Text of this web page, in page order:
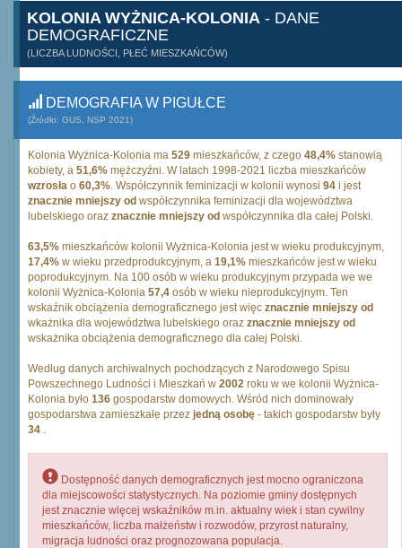
KOLONIA WYŻNICA-KOLONIA - DANE
DEMOGRAFICZNE
(LICZBA LUDNOŚCI, PŁEĆ MIESZKAŃCÓW)
DEMOGRAFIA W PIGUŁCE
(Źródło: GUS, NSP 2021)
Kolonia Wyżnica-Kolonia ma 529 mieszkańców, z czego 48,4% stanowią
kobiety, a 51,6% mężczyźni. W latach 1998-2021 liczba mieszkańców
wzrosła o 60,3%. Współczynnik feminizacji w kolonii wynosi 94 i jest
znacznie mniejszy od współczynnika feminizacji dla województwa
lubelskiego oraz znacznie mniejszy od współczynnika dla całej Polski.
63,5% mieszkańców kolonii Wyżnica-Kolonia jest w wieku produkcyjnym,
17,4% w wieku przedprodukcyjnym, a 19,1% mieszkańców jest w wieku
poprodukcyjnym. Na 100 osób w wieku produkcyjnym przypada we we
kolonii Wyżnica-Kolonia 57,4 osób w wieku nieprodukcyjnym. Ten
wskaźnik obciążenia demograficznego jest więc znacznie mniejszy od
wkażnika dla województwa lubelskiego oraz znacznie mniejszy od
wskażnika obciążenia demograficznego dla całej Polski.
Według danych archiwalnych pochodzących z Narodowego Spisu
Powszechnego Ludności i Mieszkań w 2002 roku w we kolonii Wyżnica-
Kolonia było 136 gospodarstw domowych. Wśród nich dominowały
gospodarstwa zamieszkałe przez jedną osobę - takich gospodarstw były
34 .
Dostępność danych demograficznych jest mocno ograniczona
dla miejscowości statystycznych. Na poziomie gminy dostępnych
jest znacznie więcej wskaźników m.in. aktualny wiek i stan cywilny
mieszkańców, liczba małżeństw i rozwodów, przyrost naturalny,
migracja ludności oraz prognozowana populacja.